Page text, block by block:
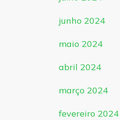
junho 2024
maio 2024
abril 2024
março 2024
fevereiro 2024